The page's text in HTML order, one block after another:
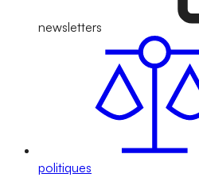
newsletters
politiques